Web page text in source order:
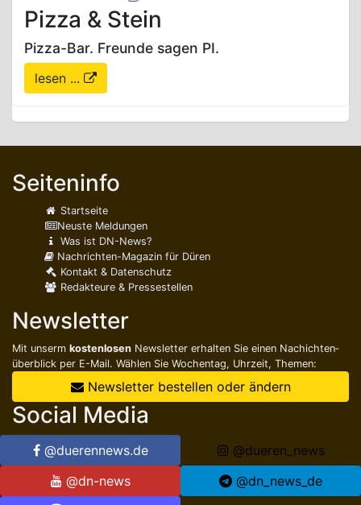
Pizza & Stein
Pizza-Bar. Freunde sagen PI.
lesen ...
Seiteninfo
Startseite
Neuste Meldungen
Was ist DN-News?
Nachrichten-Magazin für Düren
Kontakt & Datenschutz
Redakteure & Pressestellen
Newsletter
Mit unserm kostenlosen Newsletter erhalten Sie einen Nachichten­
überblick per E-Mail. Wählen Sie Wochentag, Uhrzeit, Themen:
Newsletter bestellen oder ändern
Social Media
@duerennews.de
@dueren_news
@dn-news
@dn_news_de